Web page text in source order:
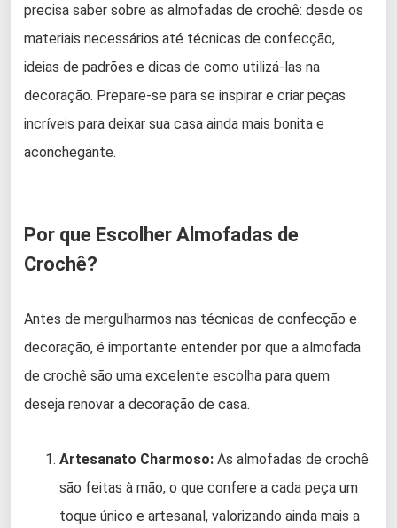
precisa saber sobre as almofadas de crochê: desde os
materiais necessários até técnicas de confecção,
ideias de padrões e dicas de como utilizá-las na
decoração. Prepare-se para se inspirar e criar peças
incríveis para deixar sua casa ainda mais bonita e
aconchegante.
Por que Escolher Almofadas de
Crochê?
Antes de mergulharmos nas técnicas de confecção e
decoração, é importante entender por que a almofada
de crochê são uma excelente escolha para quem
deseja renovar a decoração de casa.
Artesanato Charmoso: As almofadas de crochê
são feitas à mão, o que confere a cada peça um
toque único e artesanal, valorizando ainda mais a